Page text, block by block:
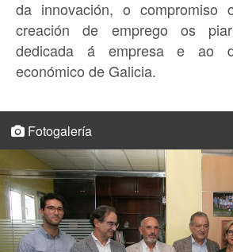
da innovación, o compromiso
creación de emprego os
dedicada á empresa e ao
económico de Galicia.
Fotogalería